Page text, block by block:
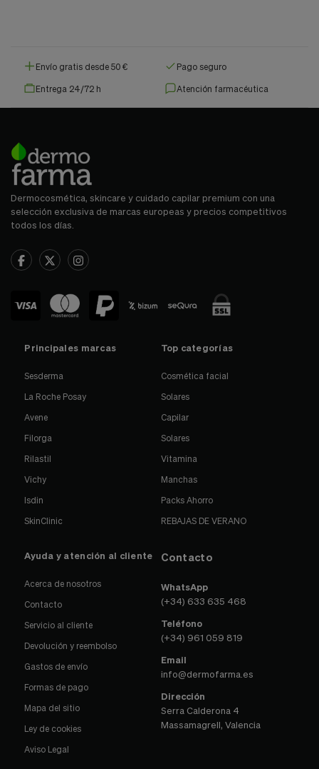
Envío gratis desde 50 € Pago seguro
Entrega 24/72 h Atención farmacéutica
Dermocosmética, skincare y cuidado capilar premium con una
selección exclusiva de marcas europeas y precios competitivos
todos los días.
Principales marcas
Sesderma
La Roche Posay
Avene
Filorga
Rilastil
Vichy
Isdin
SkinClinic
Top categorías
Cosmética facial
Solares
Capilar
Solares
Vitamina
Manchas
Packs Ahorro
REBAJAS DE VERANO
Ayuda y atención al cliente
Acerca de nosotros
Contacto
Servicio al cliente
Devolución y reembolso
Gastos de envío
Formas de pago
Mapa del sitio
Ley de cookies
Aviso Legal
Contacto
WhatsApp
(+34) 633 635 468
Teléfono
(+34) 961 059 819
Email
info@dermofarma.es
Dirección
Serra Calderona 4
Massamagrell, Valencia